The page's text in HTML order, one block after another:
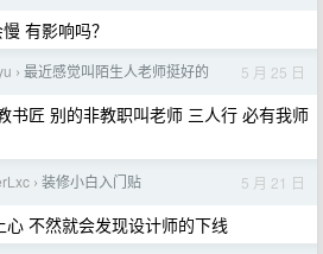
有影响吗？
› 最近感觉叫陌生人老师挺好的 5 月 25 日
书匠 别的非教职叫老师 三人行 必有我师
› 装修小白入门贴 5 月 21 日
不然就会发现设计师的下线